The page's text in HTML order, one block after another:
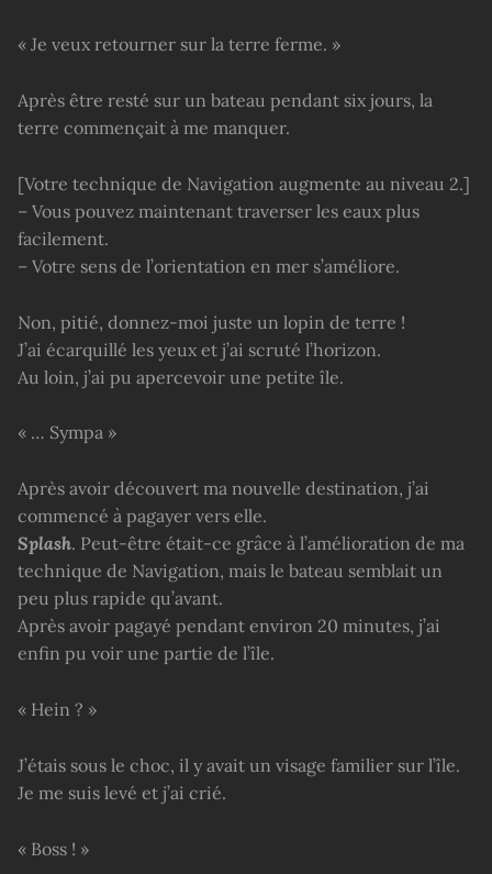
« Je veux retourner sur la terre ferme. »
Après être resté sur un bateau pendant six jours, la
terre commençait à me manquer.
[Votre technique de Navigation augmente au niveau 2.]
– Vous pouvez maintenant traverser les eaux plus
facilement.
– Votre sens de l’orientation en mer s’améliore.
Non, pitié, donnez-moi juste un lopin de terre !
J’ai écarquillé les yeux et j’ai scruté l’horizon.
Au loin, j’ai pu apercevoir une petite île.
« … Sympa »
Après avoir découvert ma nouvelle destination, j’ai
commencé à pagayer vers elle.
Splash. Peut-être était-ce grâce à l’amélioration de ma
technique de Navigation, mais le bateau semblait un
peu plus rapide qu’avant.
Après avoir pagayé pendant environ 20 minutes, j’ai
enfin pu voir une partie de l’île.
« Hein ? »
J’étais sous le choc, il y avait un visage familier sur l’île.
Je me suis levé et j’ai crié.
« Boss ! »